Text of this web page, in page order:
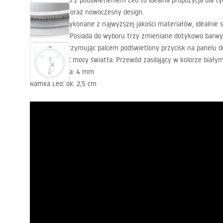
użytkowania oraz nowoczesny design.
Lustro jest wykonane z najwyższej jakości materiałów, idealnie
wytrzymałe. Posiada do wyboru trzy zmieniane dotykowo
zimną. Przytrzymując palcem podświetlony przycisk na panelu
intensywność mocy światła. Przewód zasilający w kolorze
Grubość lustra: 4 mm
Ramka Led: ok. 2,5 cm